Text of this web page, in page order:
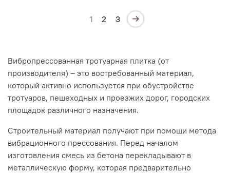
1 2 3
Вибропрессованная тротуарная плитка (от
производителя) – это востребованный материал,
который активно используется при обустройстве
тротуаров, пешеходных и проезжих дорог, городских
площадок различного назначения.
Строительный материал получают при помощи метода
вибрационного прессования. Перед началом
изготовления смесь из бетона перекладывают в
металлическую форму, которая предварительно